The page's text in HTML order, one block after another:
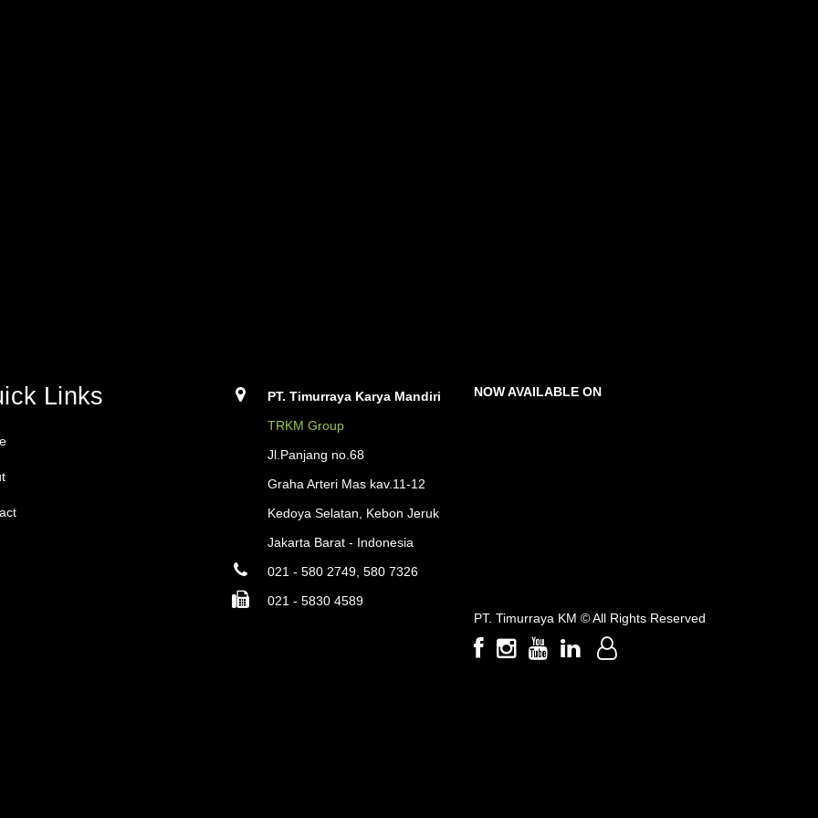
Links
PT. Timurraya Karya Mandiri
TRKM Group
Jl.Panjang no.68
Graha Arteri Mas kav.11-12
Kedoya Selatan, Kebon Jeruk
Jakarta Barat - Indonesia
021 - 580 2749, 580 7326
021 - 5830 4589
NOW AVAILABLE ON
PT. Timurraya KM ©All Rights Reserved